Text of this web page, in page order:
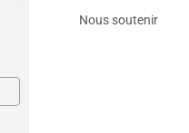
Nous soutenir